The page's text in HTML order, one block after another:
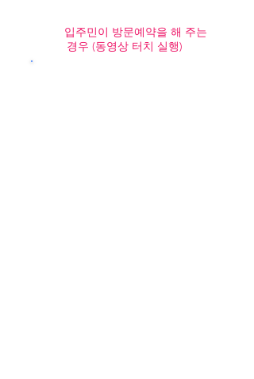
입주민이 방문예약을 해 주는
경우 (동영상 터치 실행)